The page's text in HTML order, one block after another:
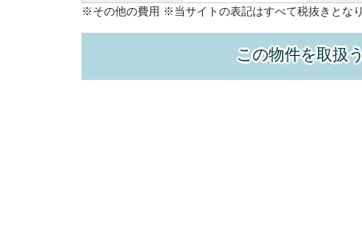
※その他の費用 ※当サイトの表記はすべて税抜きとな
この物件を取扱